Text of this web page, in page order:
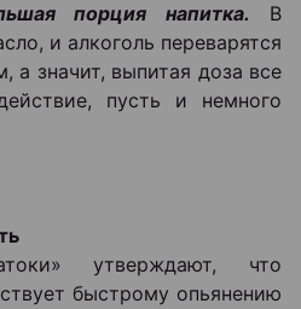
порция напитка. В
и алкоголь переварятся
а значит, выпитая доза все
пусть и немного
утверждают, что
быстрому опьянению